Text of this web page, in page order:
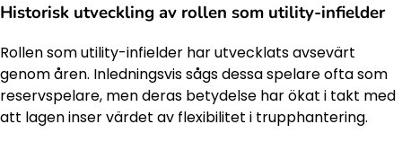
Historisk utveckling av rollen som utility-infielder
Rollen som utility-infielder har utvecklats avsevärt
genom åren. Inledningsvis sågs dessa spelare ofta som
reservspelare, men deras betydelse har ökat i takt med
att lagen inser värdet av flexibilitet i trupphantering.